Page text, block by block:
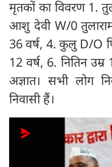
मृतकों का विवरण 1.
आशु देवी W/0
36 वर्ष, 4. कुलु D/O
12 वर्ष, 6. नितिन
अज्ञात। सभी लोग
निवासी हैं।